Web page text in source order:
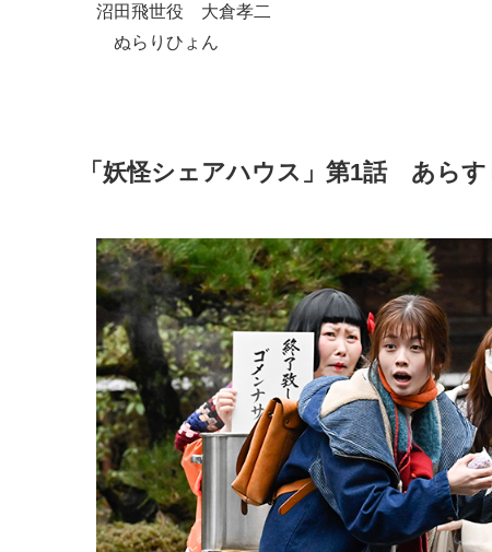
沼田飛世役 大倉孝二
ぬらりひょん
「妖怪シェアハウス」第1話 あら